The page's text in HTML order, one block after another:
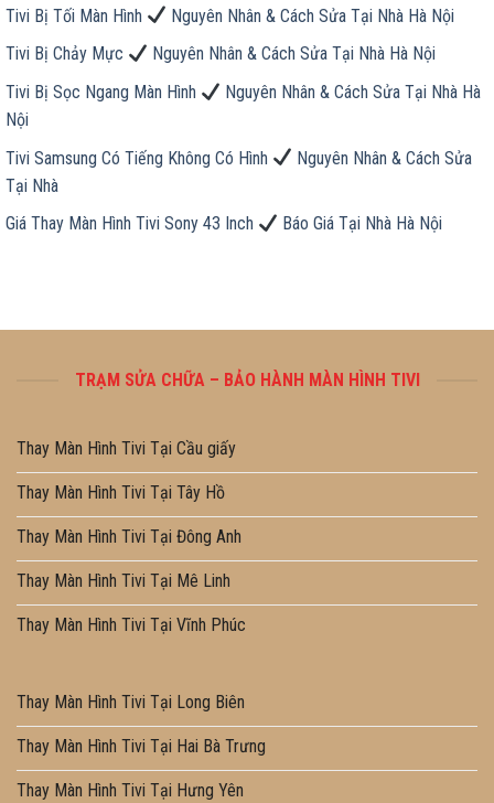
Tivi Bị Tối Màn Hình
Nguyên Nhân & Cách Sửa Tại Nhà Hà Nội
Tivi Bị Chảy Mực
Nguyên Nhân & Cách Sửa Tại Nhà Hà Nội
Tivi Bị Sọc Ngang Màn Hình
Nguyên Nhân & Cách Sửa Tại Nhà Hà
Nội
Tivi Samsung Có Tiếng Không Có Hình
Nguyên Nhân & Cách Sửa
Tại Nhà
Giá Thay Màn Hình Tivi Sony 43 Inch
Báo Giá Tại Nhà Hà Nội
TRẠM SỬA CHỮA – BẢO HÀNH MÀN HÌNH TIVI
Thay Màn Hình Tivi Tại Cầu giấy
Thay Màn Hình Tivi Tại Tây Hồ
Thay Màn Hình Tivi Tại Đông Anh
Thay Màn Hình Tivi Tại Mê Linh
Thay Màn Hình Tivi Tại Vĩnh Phúc
Thay Màn Hình Tivi Tại Long Biên
Thay Màn Hình Tivi Tại Hai Bà Trưng
Thay Màn Hình Tivi Tại Hưng Yên